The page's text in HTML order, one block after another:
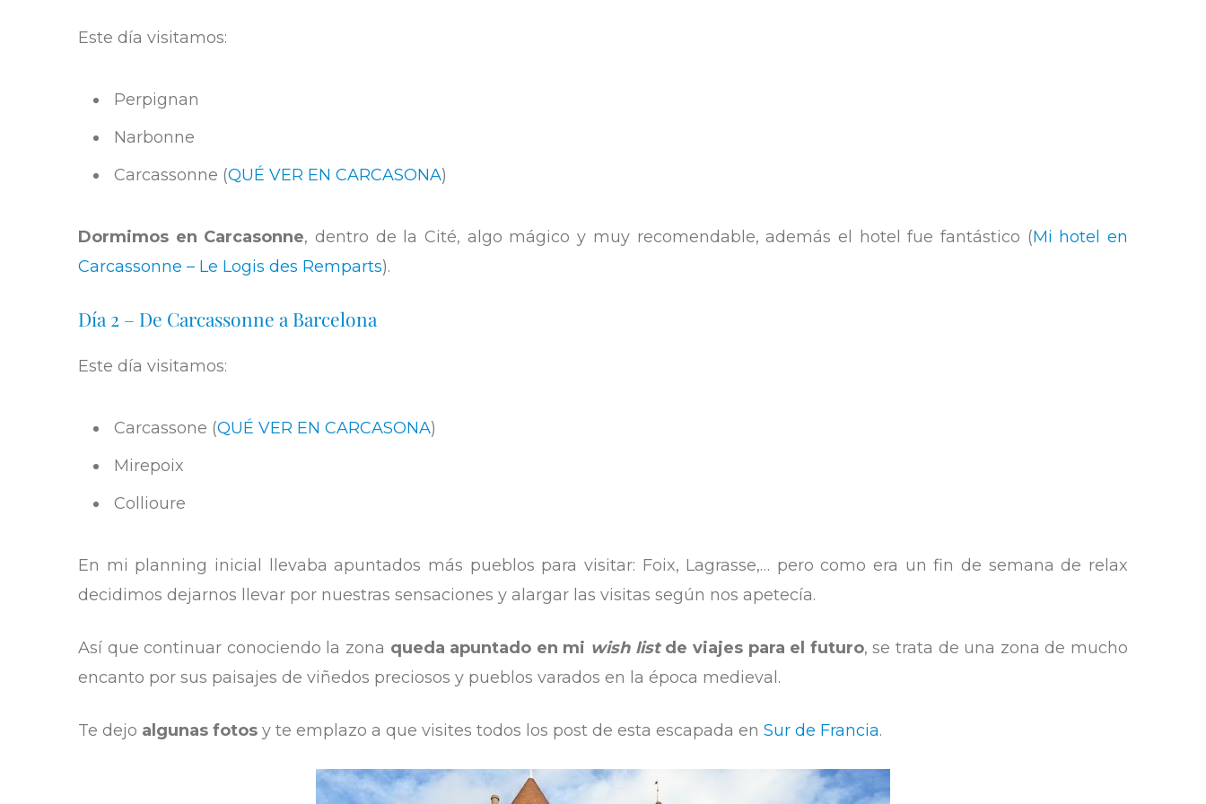
Este día visitamos:
Perpignan
Narbonne
Carcassonne (QUÉ VER EN CARCASONA)
Dormimos en Carcasonne, dentro de la Cité, algo mágico y muy recomendable, además el hotel fue fantástico (Mi hotel en
Carcassonne – Le Logis des Remparts).
Día 2 – De Carcassonne a Barcelona
Este día visitamos:
Carcassone (QUÉ VER EN CARCASONA)
Mirepoix
Collioure
En mi planning inicial llevaba apuntados más pueblos para visitar: Foix, Lagrasse,… pero como era un fin de semana de relax
decidimos dejarnos llevar por nuestras sensaciones y alargar las visitas según nos apetecía.
Así que continuar conociendo la zona queda apuntado en mi wish listde viajes para el futuro, se trata de una zona de mucho
encanto por sus paisajes de viñedos preciosos y pueblos varados en la época medieval.
Te dejo algunas fotos y te emplazo a que visites todos los post de esta escapada en Sur de Francia.